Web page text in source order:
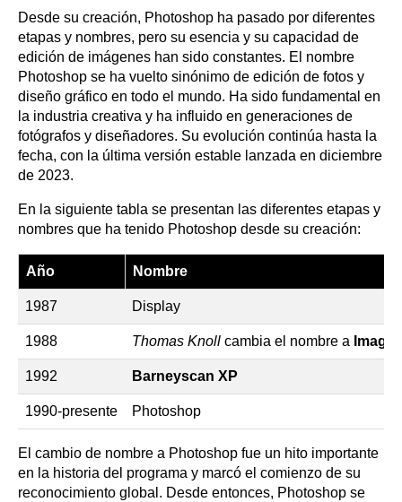
Desde su creación, Photoshop ha pasado por diferentes
etapas y nombres, pero su esencia y su capacidad de
edición de imágenes han sido constantes. El nombre
Photoshop se ha vuelto sinónimo de edición de fotos y
diseño gráfico en todo el mundo. Ha sido fundamental en
la industria creativa y ha influido en generaciones de
fotógrafos y diseñadores. Su evolución continúa hasta la
fecha, con la última versión estable lanzada en diciembre
de 2023.
En la siguiente tabla se presentan las diferentes etapas y
nombres que ha tenido Photoshop desde su creación:
Año Nombre
1987 Display
1988 Thomas Knoll cambia el nombre a
1992 Barneyscan XP
1990-presente Photoshop
El cambio de nombre a Photoshop fue un hito importante
en la historia del programa y marcó el comienzo de su
reconocimiento global. Desde entonces, Photoshop se